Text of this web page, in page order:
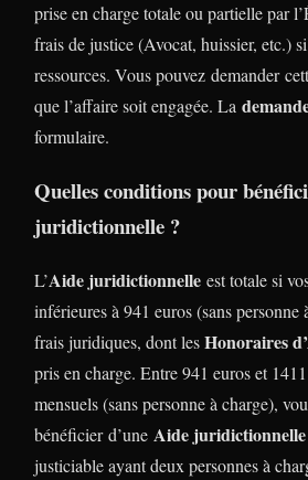
prise en charge totale ou partielle par
frais de justice (Avocat, huissier, etc.)
ressources. Vous pouvez demander
que l’affaire soit engagée. La
formulaire.
Quelles conditions pour
juridictionnelle ?
L’Aide juridictionnelle est totale si
inférieures à 941 euros (sans personne
frais juridiques, dont lesHonoraires
pris en charge. Entre 941 euros et
mensuels (sans personne à charge),
bénéficier d’une Aide juridictionnelle
justiciable ayant deux personnes à